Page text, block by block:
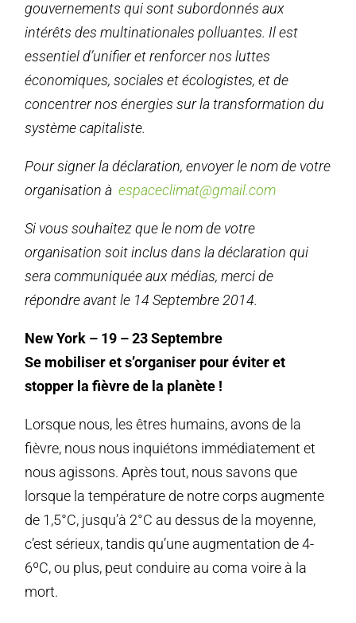
gouvernements qui sont subordonnés aux
intérêts des multinationales polluantes. Il est
essentiel d’unifier et renforcer nos luttes
économiques, sociales et écologistes, et de
concentrer nos énergies sur la transformation du
système capitaliste.
Pour signer la déclaration, envoyer le nom de votre
organisation àespaceclimat@gmail.com
Si vous souhaitez que le nom de votre
organisation soit inclus dans la déclaration qui
sera communiquée aux médias, merci de
répondre avant le 14 Septembre 2014.
New York – 19 – 23 Septembre
Se mobiliser et s’organiser pour éviter et
stopper la fièvre de la planète !
Lorsque nous, les êtres humains, avons de la
fièvre, nous nous inquiétons immédiatement et
nous agissons. Après tout, nous savons que
lorsque la température de notre corps augmente
de 1,5°C, jusqu’à 2°C au dessus de la moyenne,
c’est sérieux, tandis qu’une augmentation de 4-
6ºC, ou plus, peut conduire au coma voire à la
mort.